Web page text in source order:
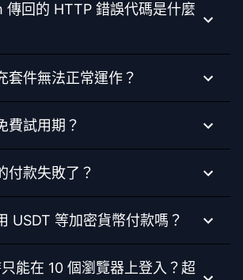
回的 HTTP 錯誤代碼是什麼
套件無法正常運作？
費試用期？
付款失敗了？
USDT 等加密貨幣付款嗎？
能在 10 個瀏覽器上登入？超